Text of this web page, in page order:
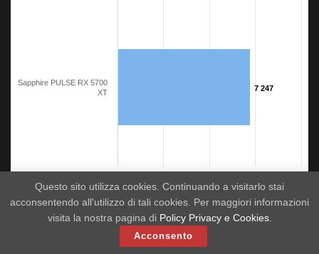
7 247
7 247
Time Spy
Sapphire PULSE RX 5700
XT
3DMark Time Spy – Sapphire NITRO+ RX 6700 XT: Qualità massima, higher is better
3DMark Time Spy – Sapphire NITRO+ RX 6700 XT
Questo sito utilizza cookies. Continuando a visitarlo stai
acconsentendo all'utilizzo di tali cookies. Per maggiori informazioni
visita la nostra pagina di Policy Privacy e Cookies.
Acconsento